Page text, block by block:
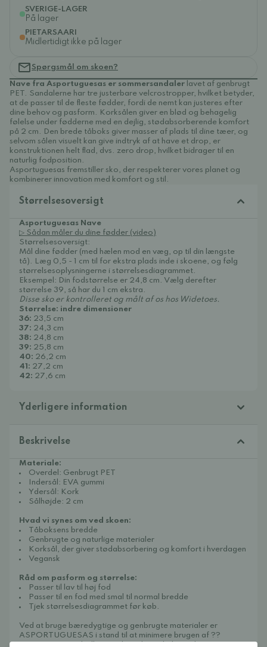
SVERIGE-LAGER
På lager
PIETARSAARI
Midlertidigt ikke på lager
Spørgsmål om skoen?
Nave fra Asportuguesas er sommersandaler lavet af genbrugt
PET. Sandalerne har tre justerbare velcrostropper, hvilket betyder,
at de passer til de fleste fødder, fordi de nemt kan justeres efter
dine behov og pasform. Korksålen giver en blød og behagelig
følelse under fødderne med en dejlig, stødabsorberende komfort
på 2 cm. Den brede tåboks giver masser af plads til dine tæer, og
selvom sålen visuelt kan give indtryk af at have et drop, er
konstruktionen helt flad, dvs. zero drop, hvilket bidrager til en
naturlig fodposition.
Asportuguesas fremstiller sko, der respekterer vores planet og
kombinerer innovation med komfort og stil.
Størrelsesoversigt
Asportuguesas Nave
▷ Sådan måler du dine fødder (video)
Størrelsesoversigt:
Mål dine fødder (med hælen mod en væg, op til din længste
tå). Læg 0,5 - 1 cm til for ekstra plads inde i skoene, og følg
størrelsesoplysningerne i størrelsesdiagrammet.
Eksempel: Din fodstørrelse er 24,8 cm. Vælg derefter
størrelse 39, så har du 1 cm ekstra.
Disse sko er kontrolleret og målt af os hos Widetoes.
Størrelse: indre dimensioner
36: 23,5 cm
37: 24,3 cm
38: 24,8 cm
39: 25,8 cm
40: 26,2 cm
41: 27,2 cm
42: 27,6 cm
Yderligere information
Beskrivelse
Materiale:
Overdel: Genbrugt PET
Indersål: EVA gummi
Ydersål: Kork
Sålhøjde: 2 cm
Hvad vi synes om ved skoen:
Tåboksens bredde
Genbrugte og naturlige materialer
Korksål, der giver stødabsorbering og komfort i hverdagen
Vegansk
Råd om pasform og størrelse:
Passer til lav til høj fod
Passer til en fod med smal til normal bredde
Tjek størrelsesdiagrammet før køb.
Ved at bruge bæredygtige og genbrugte materialer er
ASPORTUGUESAS i stand til at minimere brugen af ??